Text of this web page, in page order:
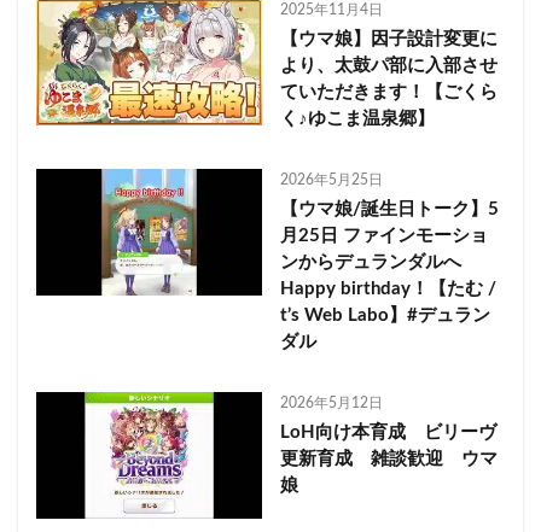
2025年11月4日
【ウマ娘】因子設計変更に
より、太鼓パ部に入部させ
ていただきます！【ごくら
く♪ゆこま温泉郷】
2026年5月25日
【ウマ娘/誕生日トーク】5
月25日 ファインモーショ
ンからデュランダルへ
Happy birthday！【たむ /
t’s Web Labo】#デュラン
ダル
2026年5月12日
LoH向け本育成 ビリーヴ
更新育成 雑談歓迎 ウマ
娘